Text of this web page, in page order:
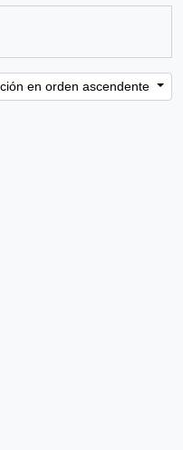
en orden ascendente